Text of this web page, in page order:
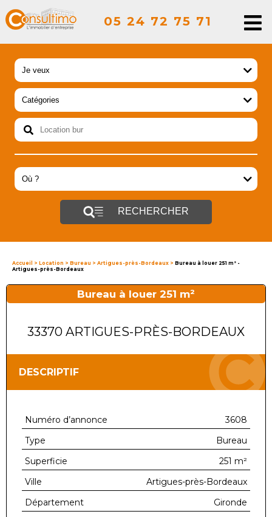
05 24 72 75 71
RECHERCHER
Accueil > Location > Bureau > Artigues-près-Bordeaux > Bureau à louer 251 m² -
Artigues-près-Bordeaux
Bureau à louer 251 m²
33370 ARTIGUES-PRÈS-BORDEAUX
DESCRIPTIF
Numéro d’annonce
3608
Type
Bureau
Superficie
251 m²
Ville
Artigues-près-Bordeaux
Département
Gironde